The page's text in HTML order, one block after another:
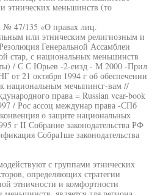
этнических меньшинств (то
№ 47/135 «О правах лиц.
или этническим религиозным и
Генеральной Ассамблеи
с национальных меньшинств
/ С С Юрьев -2-еизд - М 2000 -Прил
от 21 октября 1994 г об обеспечении
национальным мечыпинсг-вам //
права = Russian vear-book
/ Рос ассоц междунар права -СПб
о защите национальных
г II Собрание законодательства РФ
Собра1ше законодательства
с группами этнических
определяющих стратегии
этничности и комфортности